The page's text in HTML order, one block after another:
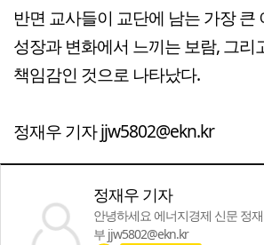
반면 교사들이 교단에 남는 가장 큰
성장과 변화에서 느끼는 보람, 그리
책임감인 것으로 나타났다.
정재우 기자 jjw5802@ekn.kr
정재우 기자
안녕하세요 에너지경제 신문 정
부 jjw5802@ekn.kr